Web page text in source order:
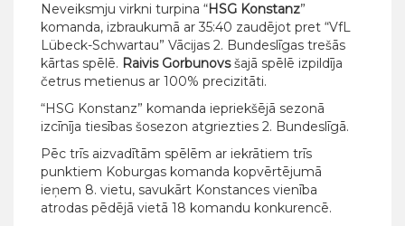
Neveiksmju virkni turpina “HSG Konstanz”
komanda, izbraukumā ar 35:40 zaudējot pret “VfL
Lübeck-Schwartau” Vācijas 2. Bundeslīgas trešās
kārtas spēlē. Raivis Gorbunovsšajā spēlē izpildīja
četrus metienus ar 100% precizitāti.
“HSG Konstanz” komanda iepriekšējā sezonā
izcīnīja tiesības šosezon atgriezties 2. Bundeslīgā.
Pēc trīs aizvadītām spēlēm ar iekrātiem trīs
punktiem Koburgas komanda kopvērtējumā
ieņem 8. vietu, savukārt Konstances vienība
atrodas pēdējā vietā 18 komandu konkurencē.